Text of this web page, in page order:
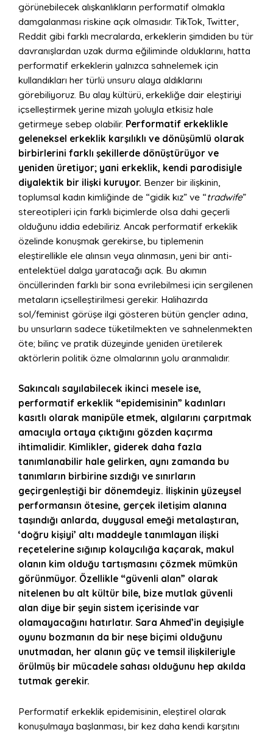
görünebilecek alışkanlıkların performatif olmakla
damgalanması riskine açık olmasıdır. TikTok, Twitter,
Reddit gibi farklı mecralarda, erkeklerin şimdiden bu tür
davranışlardan uzak durma eğiliminde olduklarını, hatta
performatif erkeklerin yalnızca sahnelemek için
kullandıkları her türlü unsuru alaya aldıklarını
görebiliyoruz. Bu alay kültürü, erkekliğe dair eleştiriyi
içselleştirmek yerine mizah yoluyla etkisiz hale
getirmeye sebep olabilir. Performatif erkeklikle
geleneksel erkeklik karşılıklı ve dönüşümlü olarak
birbirlerini farklı şekillerde dönüştürüyor ve
yeniden üretiyor; yani erkeklik, kendi parodisiyle
diyalektik bir ilişki kuruyor. Benzer bir ilişkinin,
toplumsal kadın kimliğinde de “gidik kız” ve “tradwife”
stereotipleri için farklı biçimlerde olsa dahi geçerli
olduğunu iddia edebiliriz. Ancak performatif erkeklik
özelinde konuşmak gerekirse, bu tiplemenin
eleştirellikle ele alınsın veya alınmasın, yeni bir anti-
entelektüel dalga yaratacağı açık. Bu akımın
öncüllerinden farklı bir sona evrilebilmesi için sergilenen
metaların içselleştirilmesi gerekir. Halihazırda
sol/feminist görüşe ilgi gösteren bütün gençler adına,
bu unsurların sadece tüketilmekten ve sahnelenmekten
öte; bilinç ve pratik düzeyinde yeniden üretilerek
aktörlerin politik özne olmalarının yolu aranmalıdır.
Sakıncalı sayılabilecek ikinci mesele ise,
performatif erkeklik “epidemisinin” kadınları
kasıtlı olarak manipüle etmek, algılarını çarpıtmak
amacıyla ortaya çıktığını gözden kaçırma
ihtimalidir. Kimlikler, giderek daha fazla
tanımlanabilir hale gelirken, aynı zamanda bu
tanımların birbirine sızdığı ve sınırların
geçirgenleştiği bir dönemdeyiz. İlişkinin yüzeysel
performansın ötesine, gerçek iletişim alanına
taşındığı anlarda, duygusal emeği metalaştıran,
‘doğru kişiyi’ altı maddeyle tanımlayan ilişki
reçetelerine sığınıp kolaycılığa kaçarak, makul
olanın kim olduğu tartışmasını çözmek mümkün
görünmüyor. Özellikle “güvenli alan” olarak
nitelenen bu alt kültür bile, bize mutlak güvenli
alan diye bir şeyin sistem içerisinde var
olamayacağını hatırlatır. Sara Ahmed’in deyişiyle
oyunu bozmanın da bir neşe biçimi olduğunu
unutmadan, her alanın güç ve temsil ilişkileriyle
örülmüş bir mücadele sahası olduğunu hep akılda
tutmak gerekir.
Performatif erkeklik epidemisinin, eleştirel olarak
konuşulmaya başlanması, bir kez daha kendi karşıtını